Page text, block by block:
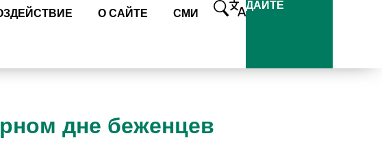
О САЙТЕ СМИ
ДАЙТЕ
дне беженцев